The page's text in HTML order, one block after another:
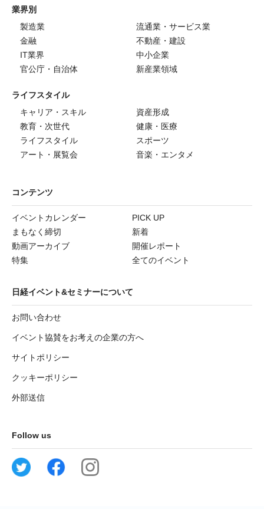
業界別
製造業
流通業・サービス業
金融
不動産・建設
IT業界
中小企業
官公庁・自治体
新産業領域
ライフスタイル
キャリア・スキル
資産形成
教育・次世代
健康・医療
ライフスタイル
スポーツ
アート・展覧会
音楽・エンタメ
コンテンツ
イベントカレンダー
PICK UP
まもなく締切
新着
動画アーカイブ
開催レポート
特集
全てのイベント
日経イベント&セミナーについて
お問い合わせ
イベント協賛をお考えの企業の方へ
サイトポリシー
クッキーポリシー
外部送信
Follow us